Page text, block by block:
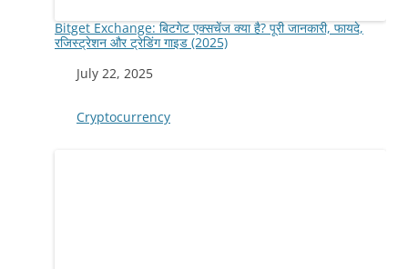
Bitget Exchange: बिटगेट एक्सचेंज क्या है? पूरी जानकारी, फायदे,
रजिस्ट्रेशन और ट्रेडिंग गाइड (2025)
Date
July 22, 2025
In relation to
Cryptocurrency